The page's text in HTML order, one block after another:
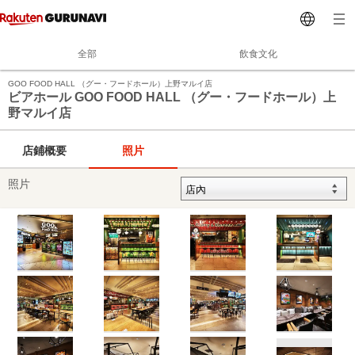
全部 飲食文化
GOO FOOD HALL （グー・フードホール）上野マルイ店
ビアホール GOO FOOD HALL （グー・フードホール）上
野マルイ店
店鋪概要 照片
照片